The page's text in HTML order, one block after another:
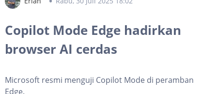
Copilot Mode Edge hadirkan
browser AI cerdas
Microsoft resmi menguji Copilot Mode di peramban
Edge.